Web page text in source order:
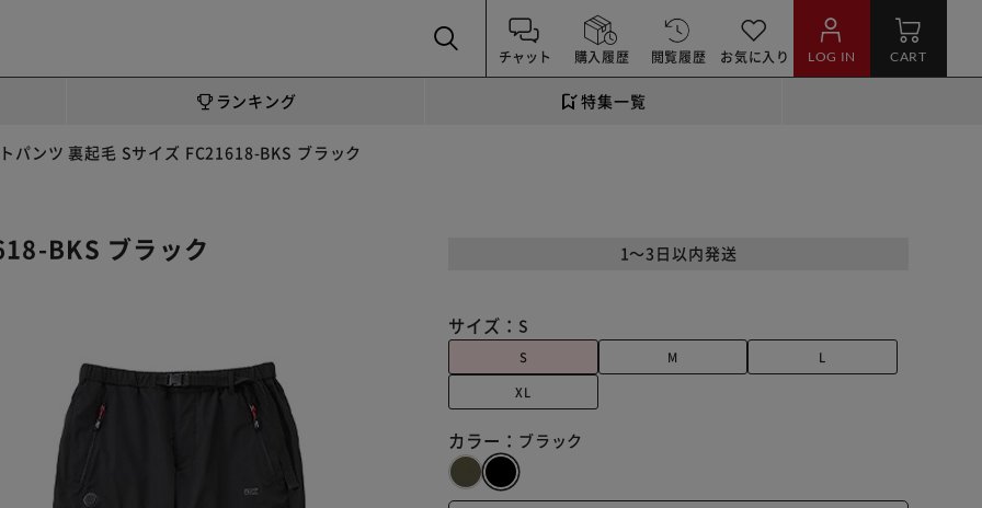
チャット 購入履歴 閲覧履歴 お気に入り LOG IN CART
ランキング 特集一覧
パンツ 裏起毛 Sサイズ FC21618-BKS ブラック
BKS ブラック 1～3日以内発送
サイズ： S
S M
L
XL
カラー： ブラック